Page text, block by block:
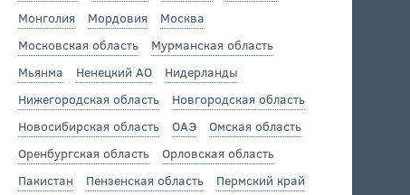
Монголия
Мордовия
Москва
Московская область
Мурманская область
Мьянма
Ненецкий АО
Нидерланды
Нижегородская область
Новгородская область
Новосибирская область
ОАЭ
Омская область
Оренбургская область
Орловская область
Пакистан
Пензенская область
Пермский край